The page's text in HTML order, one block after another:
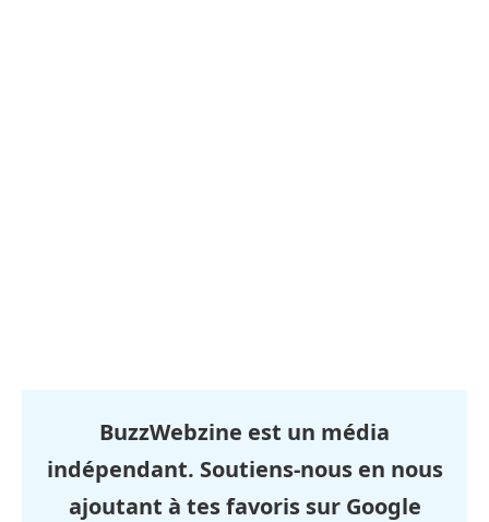
BuzzWebzine est un média
indépendant. Soutiens-nous en nous
ajoutant à tes favoris sur Google